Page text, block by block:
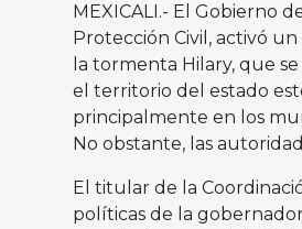
MEXICALI.- El Gobierno
Protección Civil, activó
la tormenta Hilary, que
el territorio del estado
principalmente en los
No obstante, las
El titular de la
políticas de la